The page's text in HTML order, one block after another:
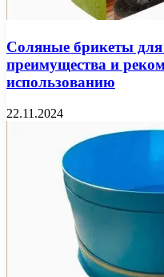
Соляные брикеты
преимущества и
использованию
22.11.2024